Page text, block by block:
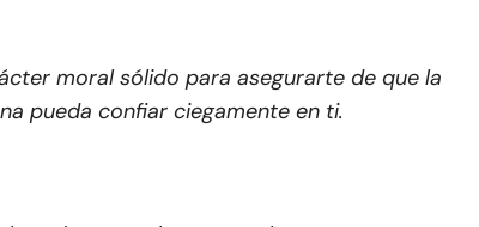
moral sólido para asegurarte de que la
pueda confiar ciegamente en ti.